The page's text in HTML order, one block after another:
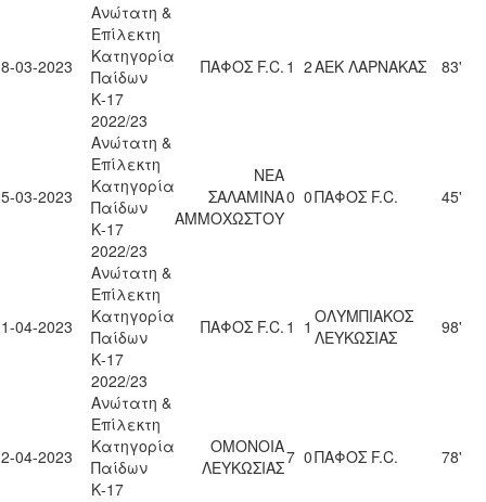
03-2023
Ανώτατη &
Επίλεκτη
Κατηγορία
Παίδων
Κ-17
2022/23
ΠΑΦΟΣ F.C. 1 2ΑΕΚ ΛΑΡΝΑΚΑΣ 83'
03-2023
Ανώτατη &
Επίλεκτη
Κατηγορία
Παίδων
Κ-17
2022/23
ΝΕΑ
ΣΑΛΑΜΙΝΑ
ΑΜΜΟΧΩΣΤΟΥ
0 0ΠΑΦΟΣ F.C. 45'
04-2023
Ανώτατη &
Επίλεκτη
Κατηγορία
Παίδων
Κ-17
2022/23
ΠΑΦΟΣ F.C. 1 1 ΟΛΥΜΠΙΑΚΟΣ
ΛΕΥΚΩΣΙΑΣ
98'
04-2023
Ανώτατη &
Επίλεκτη
Κατηγορία
Παίδων
Κ-17
ΟΜΟΝΟΙΑ
ΛΕΥΚΩΣΙΑΣ7 0ΠΑΦΟΣ F.C. 78'